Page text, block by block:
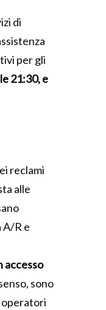
di
per gli
21:30, e
reclami
alle
R e
accesso
sono
operatori